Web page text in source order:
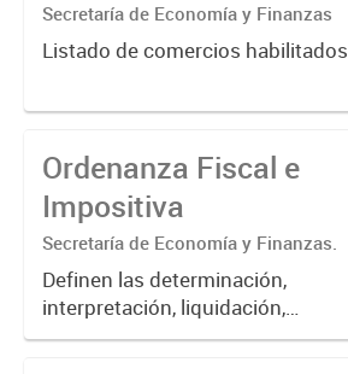
Secretaría de Economía y Finanzas
Listado de comercios habilitados
Ordenanza Fiscal e
Impositiva
Secretaría de Economía y Finanzas.
Definen las determinación,
interpretación, liquidación,
fiscalización, pago, exenciones,